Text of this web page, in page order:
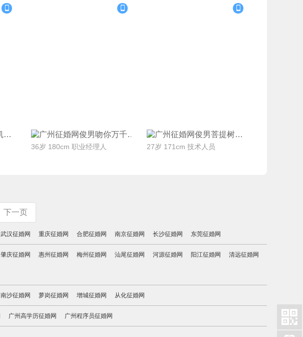
王成凯 联系Ta 吻你万千
36岁 180cm 职业经理人
联系Ta 菩提树
27岁 171cm 技术人员
下一页
武汉征婚网 重庆征婚网 合肥征婚网 南京征婚网 长沙征婚网 东莞征婚网
肇庆征婚网 惠州征婚网 梅州征婚网 汕尾征婚网 河源征婚网 阳江征婚网 清远征婚网
南沙征婚网 萝岗征婚网 增城征婚网 从化征婚网
广州高学历征婚网 广州程序员征婚网
